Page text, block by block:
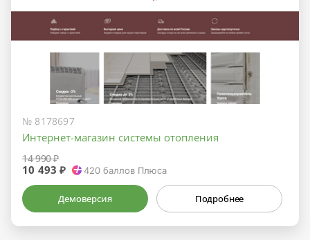
№ 8178697
Интернет-магазин системы отопления
14 990 ₽
10 493 ₽ 420баллов Плюса
Демоверсия Подробнее